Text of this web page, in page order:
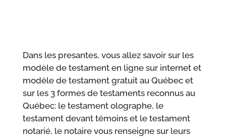
Dans les presantes, vous allez savoir sur les
modèle de testament en ligne sur internet et
modèle de testament gratuit au Québec et
sur les 3 formes de testaments reconnus au
Québec: le testament olographe, le
testament devant témoins et le testament
notarié, le notaire vous renseigne sur leurs